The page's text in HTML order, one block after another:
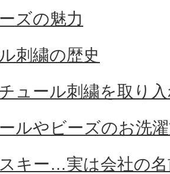
ズの魅力
刺繍の歴史
ュール刺繍を取り
ルやビーズのお洗
キー…実は会社の